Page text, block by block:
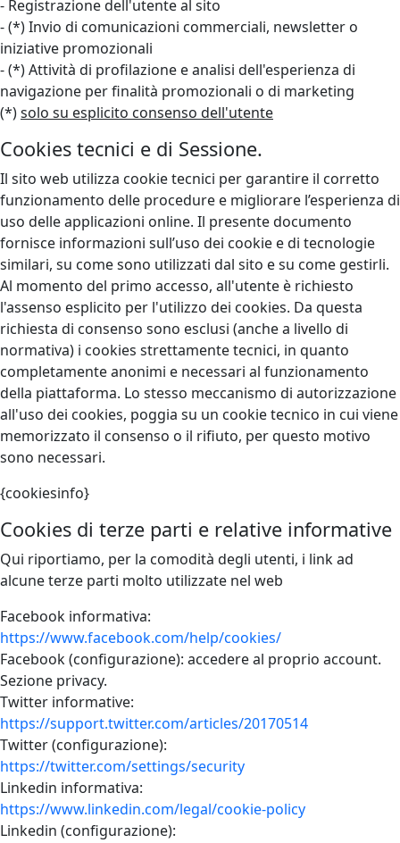
- Registrazione dell'utente al sito
- (*) Invio di comunicazioni commerciali, newsletter o
iniziative promozionali
- (*) Attività di profilazione e analisi dell'esperienza di
navigazione per finalità promozionali o di marketing
(*)solo su esplicito consenso dell'utente
Cookies tecnici e di Sessione.
Il sito web utilizza cookie tecnici per garantire il corretto
funzionamento delle procedure e migliorare l’esperienza di
uso delle applicazioni online. Il presente documento
fornisce informazioni sull’uso dei cookie e di tecnologie
similari, su come sono utilizzati dal sito e su come gestirli.
Al momento del primo accesso, all'utente è richiesto
l'assenso esplicito per l'utilizzo dei cookies. Da questa
richiesta di consenso sono esclusi (anche a livello di
normativa) i cookies strettamente tecnici, in quanto
completamente anonimi e necessari al funzionamento
della piattaforma. Lo stesso meccanismo di autorizzazione
all'uso dei cookies, poggia su un cookie tecnico in cui viene
memorizzato il consenso o il rifiuto, per questo motivo
sono necessari.
{cookiesinfo}
Cookies di terze parti e relative informative
Qui riportiamo, per la comodità degli utenti, i link ad
alcune terze parti molto utilizzate nel web
Facebook informativa:
https://www.facebook.com/help/cookies/
Facebook (configurazione): accedere al proprio account.
Sezione privacy.
Twitter informative:
https://support.twitter.com/articles/20170514
Twitter (configurazione):
https://twitter.com/settings/security
Linkedin informativa:
https://www.linkedin.com/legal/cookie-policy
Linkedin (configurazione):